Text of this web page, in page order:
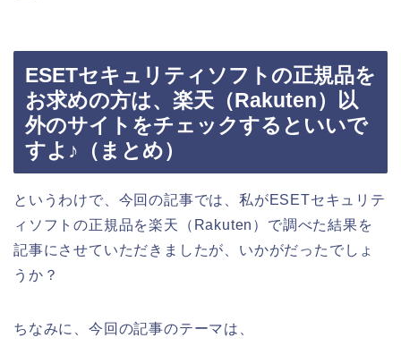
ESETセキュリティソフトの正規品を
お求めの方は、楽天（Rakuten）以
外のサイトをチェックするといいで
すよ♪（まとめ）
というわけで、今回の記事では、私がESETセキュリテ
ィソフトの正規品を楽天（Rakuten）で調べた結果を
記事にさせていただきましたが、いかがだったでしょ
うか？
ちなみに、今回の記事のテーマは、